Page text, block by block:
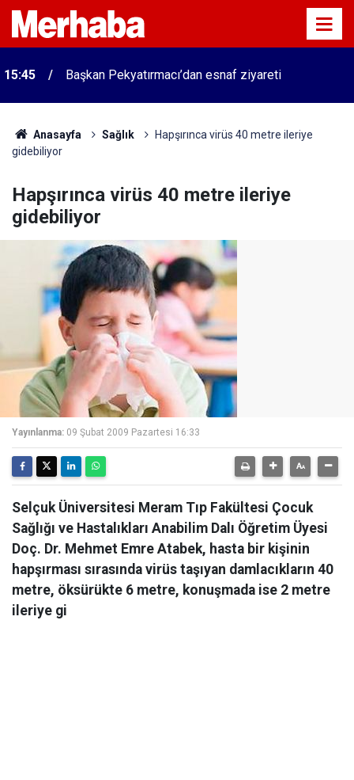
15:45 Başkan Pekyatırmacı’dan esnaf ziyareti
Anasayfa Sağlık
Hapşırınca virüs 40 metre ileriye
gidebiliyor
Hapşırınca virüs 40 metre ileriye
gidebiliyor
Yayınlanma: 09 Şubat 2009 Pazartesi 16:33
Selçuk Üniversitesi Meram Tıp Fakültesi Çocuk
Sağlığı ve Hastalıkları Anabilim Dalı Öğretim Üyesi
Doç. Dr. Mehmet Emre Atabek, hasta bir kişinin
hapşırması sırasında virüs taşıyan damlacıkların 40
metre, öksürükte 6 metre, konuşmada ise 2 metre
ileriye gi